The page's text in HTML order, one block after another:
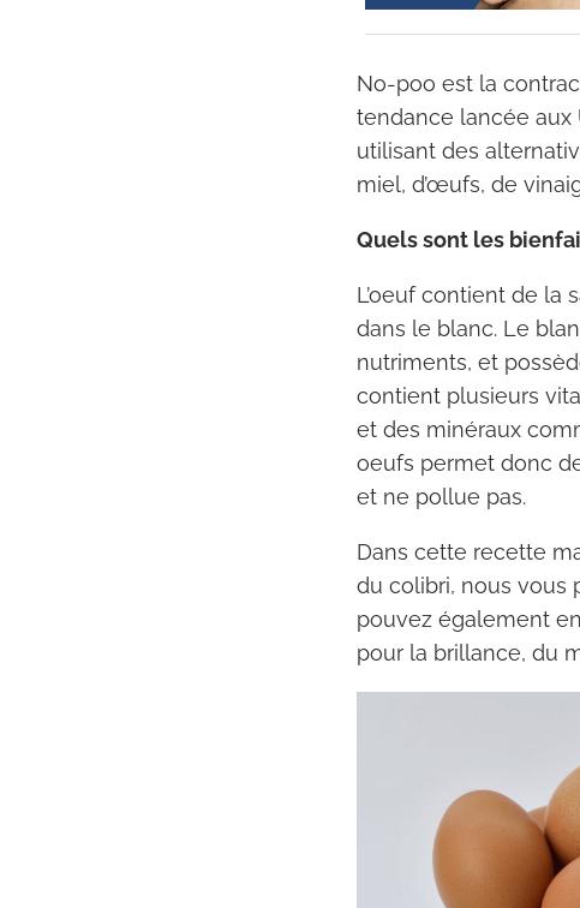
No-poo est la
tendance lancée aux
utilisant des
miel, d’œufs, de
Quels sont les
L’oeuf contient de la
dans le blanc. Le
nutriments, et
contient plusieurs
et des minéraux
oeufs permet donc
et ne pollue pas.
Dans cette recette
du colibri, nous vous
pouvez également
pour la brillance, du